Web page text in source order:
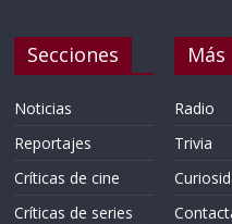
Secciones
Noticias
Reportajes
Críticas de cine
Críticas de series
Más
Radio
Trivia